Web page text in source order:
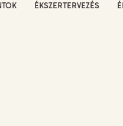
ÉKSZERTERVEZÉS